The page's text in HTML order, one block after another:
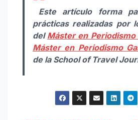
Este artículo forma
prácticas realizadas por
del Máster en Periodismo
Máster en Periodismo
de la School of Travel